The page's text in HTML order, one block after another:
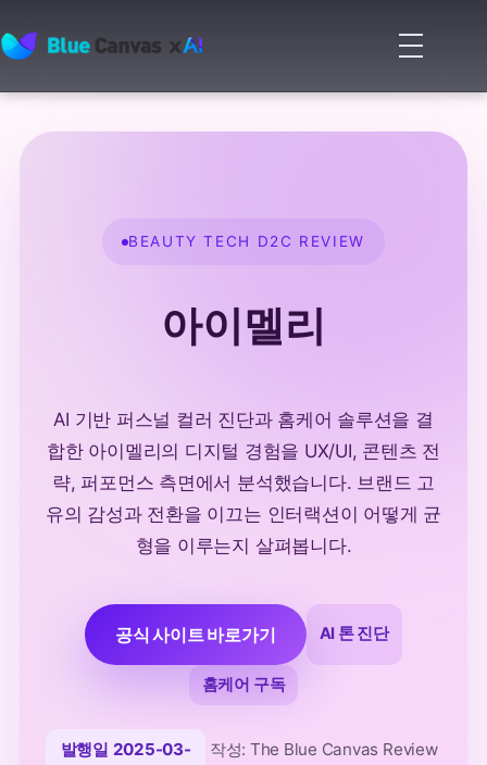
BLUECANVAS
메
뉴
기
BEAUTY TECH D2C REVIEW
아이멜리
AI 기반 퍼스널 컬러 진단과 홈케어 솔루션을 결
합한 아이멜리의 디지털 경험을 UX/UI, 콘텐츠 전
략, 퍼포먼스 측면에서 분석했습니다. 브랜드 고
유의 감성과 전환을 이끄는 인터랙션이 어떻게 균
형을 이루는지 살펴봅니다.
공식 사이트 바로가기 AI 톤 진단
홈케어 구독
발행일 2025-03-
작성: The Blue Canvas Review